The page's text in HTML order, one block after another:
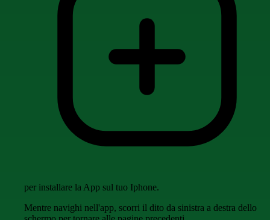
per installare la App sul tuo Iphone.
Mentre navighi nell'app, scorri il dito da sinistra a destra dello